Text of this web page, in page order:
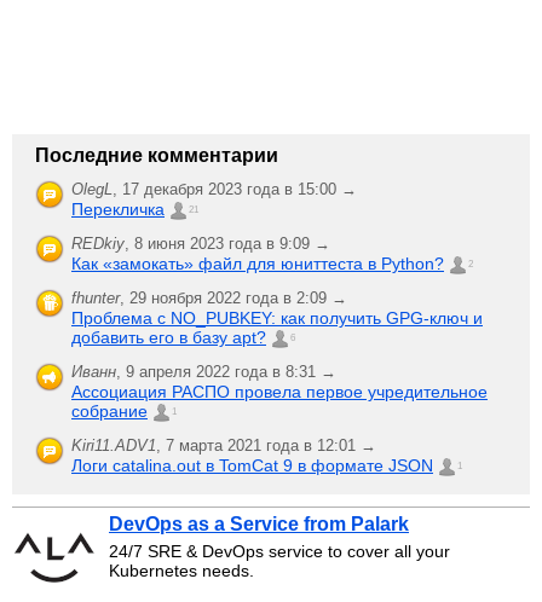
Последние комментарии
OlegL, 17 декабря 2023 года в 15:00 →
Перекличка 21
REDkiy, 8 июня 2023 года в 9:09 →
Как «замокать» файл для юниттеста в Python? 2
fhunter, 29 ноября 2022 года в 2:09 →
Проблема с NO_PUBKEY: как получить GPG-ключ и
добавить его в базу apt?
6
Иванн, 9 апреля 2022 года в 8:31 →
Ассоциация РАСПО провела первое учредительное
собрание
1
Kiri11.ADV1, 7 марта 2021 года в 12:01 →
Логи catalina.out в TomCat 9 в формате JSON 1
DevOps as a Service from Palark
24/7 SRE & DevOps service to cover all your
Kubernetes needs.